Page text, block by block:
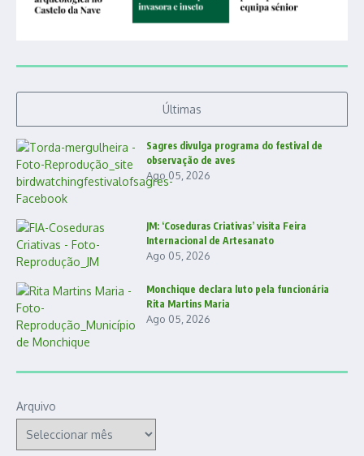
Últimas
Sagres divulga programa do festival de
observação de aves
Ago 05, 2026
JM: ‘Coseduras Criativas’ visita Feira
Internacional de Artesanato
Ago 05, 2026
Monchique declara luto pela funcionária
Rita Martins Maria
Ago 05, 2026
Arquivo